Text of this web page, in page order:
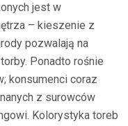
jest w
– kieszenie z
pozwalają na
Ponadto rośnie
konsumenci coraz
z surowców
Kolorystyka toreb